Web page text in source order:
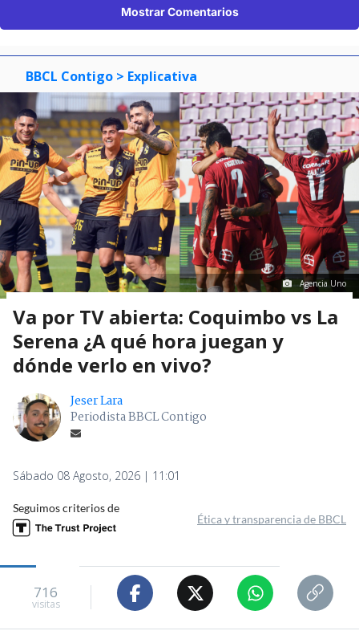
Mostrar Comentarios
BBCL Contigo > Explicativa
Agencia Uno
Va por TV abierta: Coquimbo vs La
Serena ¿A qué hora juegan y
dónde verlo en vivo?
Jeser Lara
Periodista BBCL Contigo
Sábado 08 Agosto, 2026 | 11:01
Seguimos criterios de
Ética y transparencia de BBCL
716
visitas